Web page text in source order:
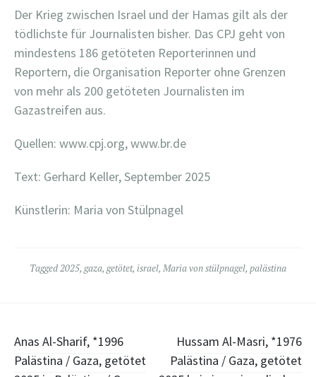
Der Krieg zwischen Israel und der Hamas gilt als der
tödlichste für Journalisten bisher. Das CPJ geht von
mindestens 186 getöteten Reporterinnen und
Reportern, die Organisation Reporter ohne Grenzen
von mehr als 200 getöteten Journalisten im
Gazastreifen aus.
Quellen: www.cpj.org, www.br.de
Text: Gerhard Keller, September 2025
Künstlerin: Maria von Stülpnagel
Tagged2025, gaza, getötet, israel, Maria von stülpnagel, palästina
Post
navigation
Anas Al-Sharif, *1996
Palästina / Gaza, getötet
Hussam Al-Masri, *1976
Palästina / Gaza, getötet